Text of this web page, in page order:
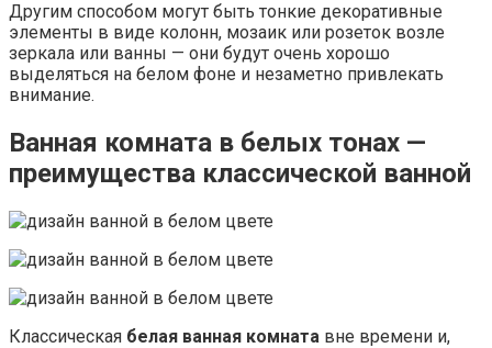
Другим способом могут быть тонкие декоративные
элементы в виде колонн, мозаик или розеток возле
зеркала или ванны — они будут очень хорошо
выделяться на белом фоне и незаметно привлекать
внимание.
Ванная комната в белых тонах —
преимущества классической ванной
Классическая белая ванная комната вне времени и,